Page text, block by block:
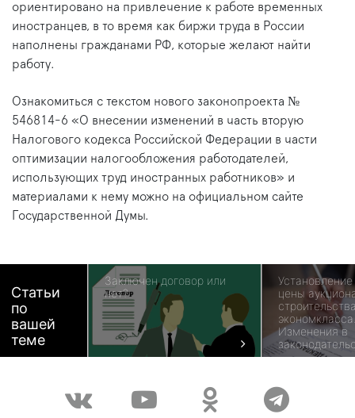
ориентировано на привлечение к работе временных
иностранцев, в то время как биржи труда в России
наполнены гражданами РФ, которые желают найти
работу.
Ознакомиться с текстом нового законопроекта №
546814-6 «О внесении изменений в часть вторую
Налогового кодекса Российской Федерации в части
оптимизации налогообложения работодателей,
использующих труд иностранных работников» и
материалами к нему можно на официальном сайте
Государственной Думы.
Статьи
по
вашей
теме
Заключен договор или
нет?
цены
Изменения в